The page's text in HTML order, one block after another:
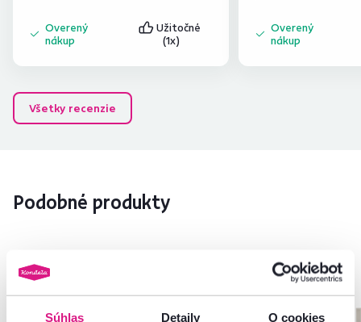
Súhlas Detaily O cookies
Overený
nákup
Užitočné
(1x)
Overený
nákup
Všetky recenzie
Podobné produkty